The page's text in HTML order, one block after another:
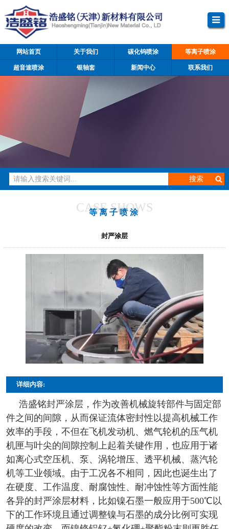
网站首页 关于我们 碳化钨喷涂 等离子喷涂
超音速喷涂 银轴套 新闻中心 联系我们
CASE SHOWS
等离子喷涂
封严涂层
详细内容:
浩盛铭封严涂层，作为改善机械旋转部件与固定部
件之间的间隙，从而保证流体密封性以提高机械工作
效率的手段，不但在飞机发动机、燃气轮机的压气机
机匣与叶尖的间隙控制上起着关键作用，也应用于诸
如离心式空压机、泵、涡轮增压、透平机械、蒸汽轮
机等工业领域。由于工况各不相同，因此也诞生出了
在硬度、工作温度、耐腐蚀性、耐冲蚀性等方面性能
各异的封严涂层材料，比如镍石墨一般应用于500℃以
下的工作环境且通过调整镍与石墨的成分比例可实现